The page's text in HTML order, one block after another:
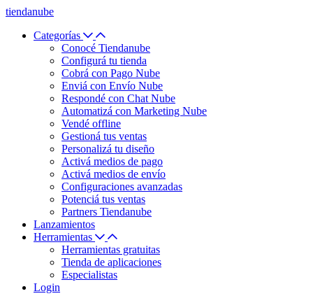
tiendanube
Categorías
Conocé Tiendanube
Configurá tu tienda
Cobrá con Pago Nube
Enviá con Envío Nube
Respondé con Chat Nube
Automatizá con Marketing Nube
Vendé offline
Gestioná tus ventas
Personalizá tu diseño
Activá medios de pago
Activá medios de envío
Configuraciones avanzadas
Potenciá tus ventas
Partners Tiendanube
Lanzamientos
Herramientas
Herramientas gratuitas
Tienda de aplicaciones
Especialistas
Login